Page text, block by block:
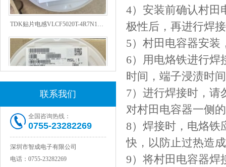
村田电感LQW15AN47NG80D
联系我们
全国咨询热线：
0755-23282269
深圳市智成电子有限公司
电话： 0755-23282269
4）安装前确认村田
极性后，再进行焊
5）村田电容器安装
6）用电烙铁进行焊
时间，端子浸渍时
7）进行焊接时，请
对村田电容器一侧
8）焊接时，电烙铁
快，以防止过热造
9）将村田电容器焊